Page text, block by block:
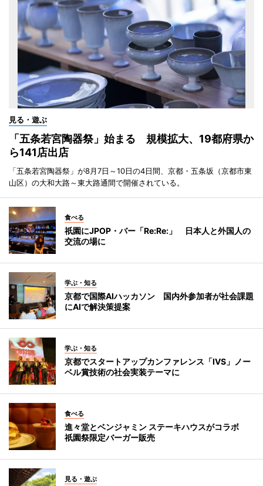
見る・遊ぶ
「五条若宮陶器祭」始まる 規模拡大、19都府県か
ら141店出店
「五条若宮陶器祭」が8月7日～10日の4日間、京都・五条坂（京都市東
山区）の大和大路～東大路通間で開催されている。
食べる
祇園にJPOP・バー「Re:Re:」 日本人と外国人の
交流の場に
学ぶ・知る
京都で国際AIハッカソン 国内外参加者が社会課題
にAIで解決策提案
学ぶ・知る
京都でスタートアップカンファレンス「IVS」ノー
ベル賞技術の社会実装テーマに
食べる
進々堂とベンジャミン ステーキハウスがコラボ
祇園祭限定バーガー販売
見る・遊ぶ